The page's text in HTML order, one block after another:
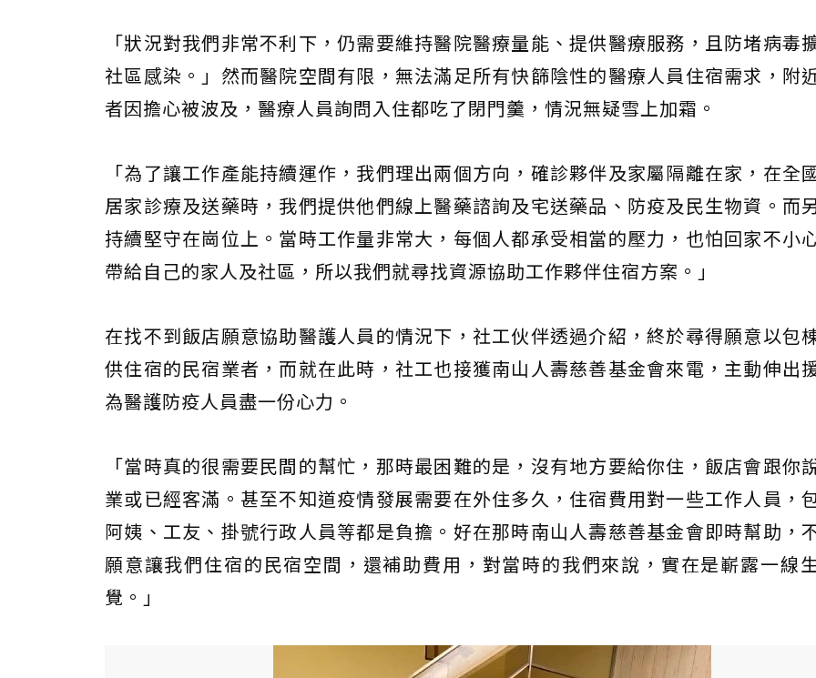
「狀況對我們非常不利下，仍需要維持醫院醫療量能、提供醫療服務，且防堵病毒
社區感染。」然而醫院空間有限，無法滿足所有快篩陰性的醫療人員住宿需求，附
者因擔心被波及，醫療人員詢問入住都吃了閉門羹，情況無疑雪上加霜。
「為了讓工作產能持續運作，我們理出兩個方向，確診夥伴及家屬隔離在家，在全
居家診療及送藥時，我們提供他們線上醫藥諮詢及宅送藥品、防疫及民生物資。而
持續堅守在崗位上。當時工作量非常大，每個人都承受相當的壓力，也怕回家不小
帶給自己的家人及社區，所以我們就尋找資源協助工作夥伴住宿方案。」
在找不到飯店願意協助醫護人員的情況下，社工伙伴透過介紹，終於尋得願意以包
供住宿的民宿業者，而就在此時，社工也接獲南山人壽慈善基金會來電，主動伸出
為醫護防疫人員盡一份心力。
「當時真的很需要民間的幫忙，那時最困難的是，沒有地方要給你住，飯店會跟你
業或已經客滿。甚至不知道疫情發展需要在外住多久，住宿費用對一些工作人員，
阿姨、工友、掛號行政人員等都是負擔。好在那時南山人壽慈善基金會即時幫助，
願意讓我們住宿的民宿空間，還補助費用，對當時的我們來說，實在是嶄露一線
覺。」